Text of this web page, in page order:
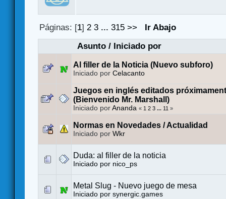
Páginas: [1]2 3 ...315 >>
Ir Abajo
Asunto/ Iniciado por
Al filler de la Noticia (Nuevo subforo)
Iniciado por Celacanto
Juegos en inglés editados
(Bienvenido Mr. Marshall)
Iniciado por Ananda « 1 2 3 ... 11 »
Normas en Novedades / Actualidad
Iniciado por Wkr
Duda: al filler de la noticia
Iniciado por nico_ps
Metal Slug - Nuevo juego de mesa
Iniciado por synergic.games